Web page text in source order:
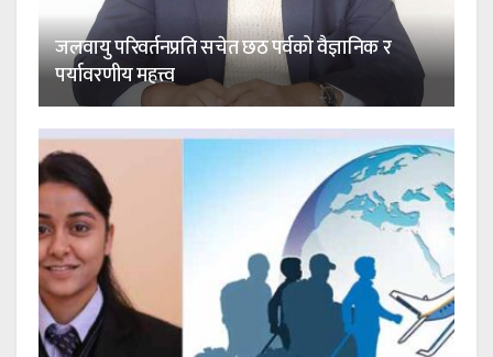
जलवायु परिवर्तनप्रति सचेत छठ पर्वको वैज्ञानिक र
पर्यावरणीय महत्त्व